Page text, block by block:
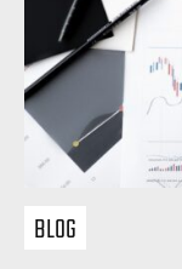
BLOG